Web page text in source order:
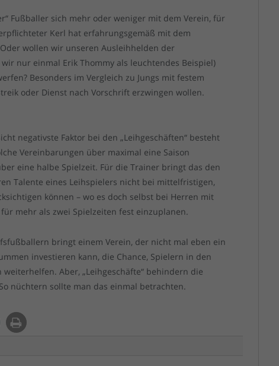
Fußballer sich mehr oder weniger mit dem Verein, für
Kerl hat erfahrungsgemäß mit dem
wollen wir unseren Ausleihhelden der
nur einmal Erik Thommy als leuchtendes Beispiel)
Besonders im Vergleich zu Jungs mit festem
oder Dienst nach Vorschrift erzwingen wollen.
negativste Faktor bei den „Leihgeschäften“ besteht
Vereinbarungen über maximal eine Saison
eine halbe Spielzeit. Für die Trainer bringt das den
Talente eines Leihspielers nicht bei mittelfristigen,
können – wo es doch selbst bei Herren mit
mehr als zwei Spielzeiten fest einzuplanen.
bringt einem Verein, der nicht mal eben ein
investieren kann, die Chance, Spielern in den
Aber, „Leihgeschäfte“ behindern die
nüchtern sollte man das einmal betrachten.